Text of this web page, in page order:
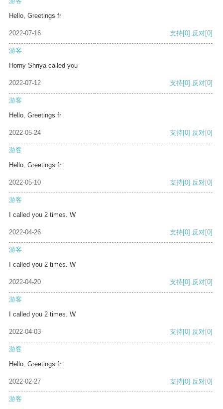
Hello, Greetings fr
2022-07-16 支持[0] 反对[0]
游客
Horny Shriya called you
2022-07-12 支持[0] 反对[0]
游客
Hello, Greetings fr
2022-05-24 支持[0] 反对[0]
游客
Hello, Greetings fr
2022-05-10 支持[0] 反对[0]
游客
I called you 2 times. W
2022-04-26 支持[0] 反对[0]
游客
I called you 2 times. W
2022-04-20 支持[0] 反对[0]
游客
I called you 2 times. W
2022-04-03 支持[0] 反对[0]
游客
Hello, Greetings fr
2022-02-27 支持[0] 反对[0]
游客